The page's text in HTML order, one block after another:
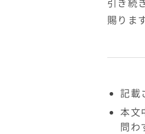
引き続
賜りま
記載
本文
問わ